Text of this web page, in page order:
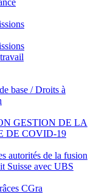
base / Droits à
GESTION DE LA
DE COVID-19
autorités de la fusion
Suisse avec UBS
CGra